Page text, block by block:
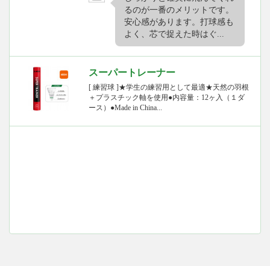
るのが一番のメリットです。
安心感があります。打球感も
よく、芯で捉えた時はぐ...
スーパートレーナー
[ 練習球 ]★学生の練習用として最適★天然の羽根
＋プラスチック軸を使用●内容量：12ヶ入（１ダ
ース）●Made in China...